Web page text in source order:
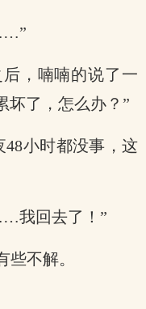
，喃喃的说了一
坏了，怎么办？”
48小时都没事，这
我回去了！”
些不解。